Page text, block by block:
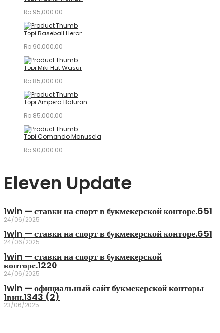
Rp 95,000.00
Topi Baseball Heron
Rp 90,000.00
Topi Miki Hat Wasur
Rp 85,000.00
Topi Ampera Baluran
Rp 85,000.00
Topi Comando Manusela
Rp 90,000.00
Eleven Update
1win — ставки на спорт в букмекерской конторе.651
24/06/2025
1win — ставки на спорт в букмекерской конторе.651
24/06/2025
1win — ставки на спорт в букмекерской
конторе.1220
24/06/2025
1win — официальный сайт букмекерской конторы
1вин.1343 (2)
23/06/2025